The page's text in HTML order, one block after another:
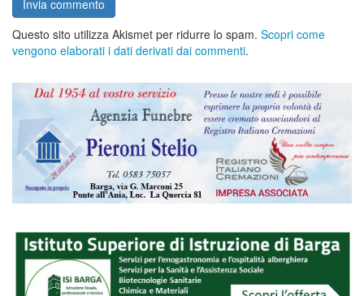
Questo sito utilizza Akismet per ridurre lo spam. Scopri come
vengono elaborati i dati derivati dai commenti.